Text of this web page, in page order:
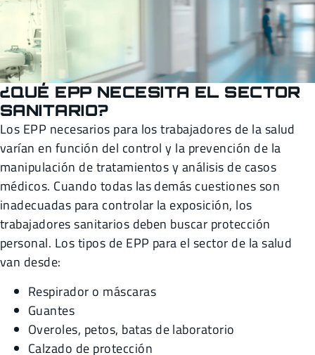
¿QUÉ EPP NECESITA EL SECTOR
SANITARIO?
Los EPP necesarios para los trabajadores de la salud
varían en función del control y la prevención de la
manipulación de tratamientos y análisis de casos
médicos. Cuando todas las demás cuestiones son
inadecuadas para controlar la exposición, los
trabajadores sanitarios deben buscar protección
personal. Los tipos de EPP para el sector de la salud
van desde:
Respirador o máscaras
Guantes
Overoles, petos, batas de laboratorio
Calzado de protección